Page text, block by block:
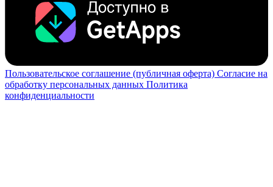
Пользовательское соглашение (публичная оферта) Согласие на
обработку персональных данных Политика
конфиденциальности